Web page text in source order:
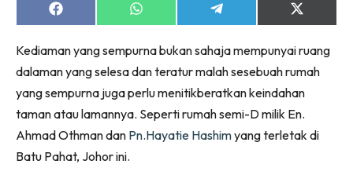
Ruang Makan
Make Over
Bilik Air
Bilik Tidur
Dapur
Share
on
Share
on
Share
on
Share
on
(Twitter)
Kediaman yang sempurna bukan sahaja mempunyai ruang
dalaman yang selesa dan teratur malah sesebuah rumah
yang sempurna juga perlu menitikberatkan keindahan
taman atau lamannya. Seperti rumah semi-D milik En.
Ahmad Othman dan Pn.Hayatie Hashimyang terletak di
Batu Pahat, Johor ini.